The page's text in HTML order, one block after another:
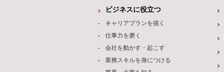
ビジネスに役立つ
キャリアプランを描く
仕事力を磨く
会社を動かす・起こす
業務スキルを身につける